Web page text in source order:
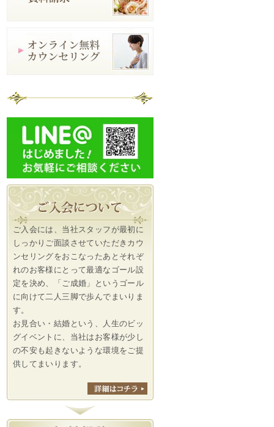
ご入会には、当社スタッフが最初に
しっかりご面談させていただきカウ
ンセリングをおこなったあとそれぞ
れのお客様にとって最適なゴール設
定を決め、「ご成婚」というゴール
に向けて二人三脚で歩んでまいりま
す。
お見合い・結婚という、人生のビッ
グイベントに、当社はお客様が少し
の不安も起きないような環境をご提
供してまいります。